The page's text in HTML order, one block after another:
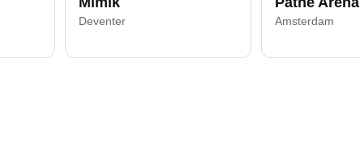
Deventer Amsterdam